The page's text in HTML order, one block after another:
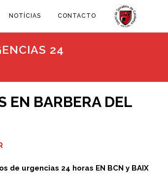
NOTÍCIAS CONTACTO
24
EN BARBERA DEL
de urgencias 24 horas EN BCN y BAIX